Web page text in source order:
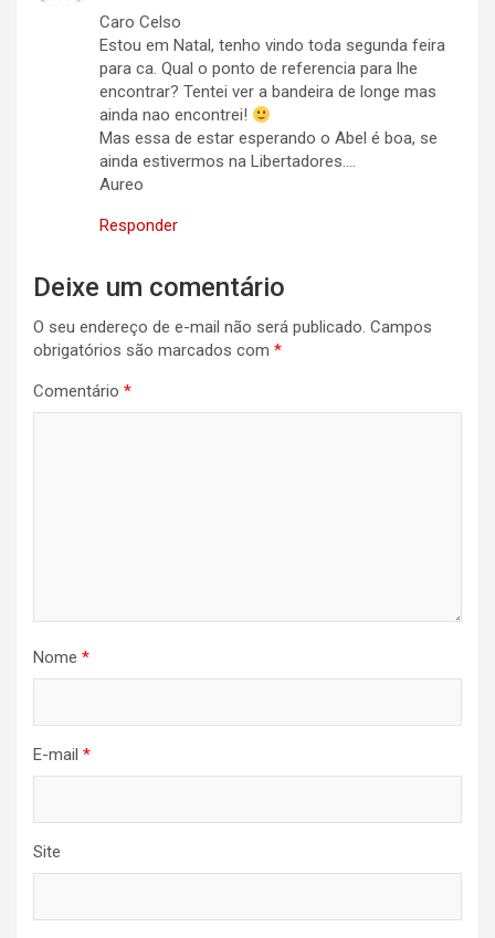
Caro Celso
Estou em Natal, tenho vindo toda segunda feira
para ca. Qual o ponto de referencia para lhe
encontrar? Tentei ver a bandeira de longe mas
ainda nao encontrei!
Mas essa de estar esperando o Abel é boa, se
ainda estivermos na Libertadores….
Aureo
Responder
Deixe um comentário
O seu endereço de e-mail não será publicado. Campos
obrigatórios são marcados com *
Comentário *
Nome *
E-mail *
Site